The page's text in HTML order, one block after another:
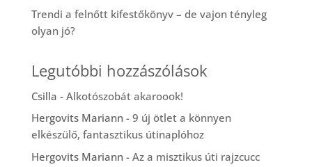
Trendi a felnőtt kifestőkönyv – de vajon tényleg
olyan jó?
Legutóbbi hozzászólások
Csilla - Alkotószobát akaroook!
Hergovits Mariann- 9 új ötlet a könnyen
elkészülő, fantasztikus útinaplóhoz
Hergovits Mariann- Az a misztikus úti rajzcucc